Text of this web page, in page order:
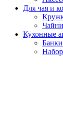
Для чая и
Кухонные